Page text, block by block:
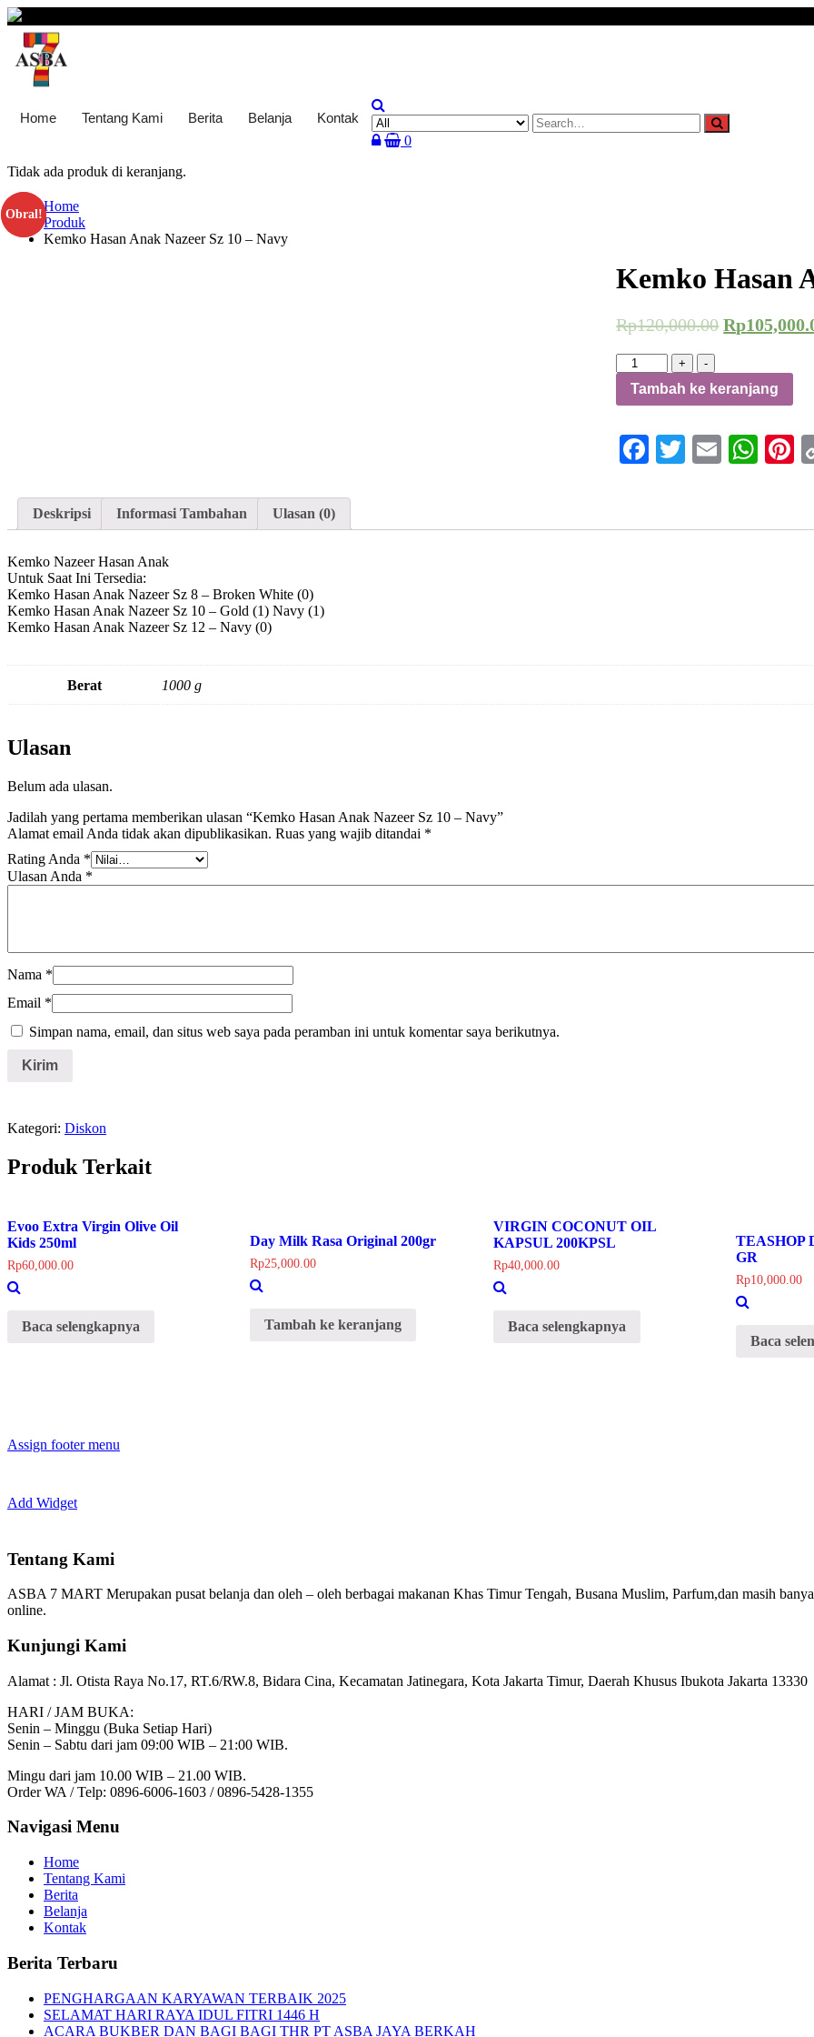
Skip
content
Home Tentang Kami Berita Belanja
Kontak
0
Tidak ada produk di keranjang.
Obral!
Home
Produk
Kemko Hasan Anak Nazeer Sz 10 – Navy
Kemko Hasan
Rp120,000.00 Rp
+
Kuantitas
Kemko
Hasan
Anak
Sz
10
-
Tambah ke keranjang
Facebook
Twitter
Email
Obral!
Deskripsi Informasi Tambahan Ulasan (0)
Kemko Nazeer Hasan Anak
Untuk Saat Ini Tersedia:
Kemko Hasan Anak Nazeer Sz 8 – Broken White (0)
Kemko Hasan Anak Nazeer Sz 10 – Gold (1) Navy (1)
Kemko Hasan Anak Nazeer Sz 12 – Navy (0)
Berat 1000 g
Ulasan
Belum ada ulasan.
Jadilah yang pertama memberikan ulasan “Kemko Hasan Anak Nazeer Sz 10 – Navy”
Alamat email Anda tidak akan dipublikasikan. Ruas yang wajib ditandai *
Rating Anda *
Ulasan Anda *
Nama *
Email *
Simpan nama, email, dan situs web saya pada peramban ini untuk komentar saya berikutnya.
Kategori: Diskon
Produk Terkait
Evoo Extra Virgin Olive Oil
Kids 250ml
Rp60,000.00
Baca selengkapnya
Day Milk Rasa Original 200gr
Rp25,000.00
Tambah ke keranjang
VIRGIN COCONUT OIL
KAPSUL 200KPSL
Rp40,000.00
Baca selengkapnya
TEASHOP
GR
Rp10,000.00
Baca
Assign footer menu
Add Widget
Tentang Kami
ASBA 7 MART Merupakan pusat belanja dan oleh – oleh berbagai makanan Khas Timur Tengah, Busana Muslim, Parfum,dan masih
online.
Kunjungi Kami
Alamat : Jl. Otista Raya No.17, RT.6/RW.8, Bidara Cina, Kecamatan Jatinegara, Kota Jakarta Timur, Daerah Khusus Ibukota Jakarta 13330
HARI / JAM BUKA:
Senin – Minggu (Buka Setiap Hari)
Senin – Sabtu dari jam 09:00 WIB – 21:00 WIB.
Mingu dari jam 10.00 WIB – 21.00 WIB.
Order WA / Telp: 0896-6006-1603 / 0896-5428-1355
Navigasi Menu
Home
Tentang Kami
Berita
Belanja
Kontak
Berita Terbaru
PENGHARGAAN KARYAWAN TERBAIK 2025
SELAMAT HARI RAYA IDUL FITRI 1446 H
ACARA BUKBER DAN BAGI BAGI THR PT ASBA JAYA BERKAH